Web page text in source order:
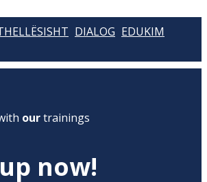
DIALOG EDUKIM
ourtrainings
now!